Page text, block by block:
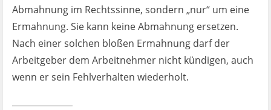
Abmahnung im Rechtssinne, sondern „nur“ um eine
Ermahnung. Sie kann keine Abmahnung ersetzen.
Nach einer solchen bloßen Ermahnung darf der
Arbeitgeber dem Arbeitnehmer nicht kündigen, auch
wenn er sein Fehlverhalten wiederholt.